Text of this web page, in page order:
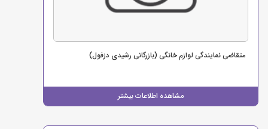
مشاهده اطلاعات بیشتر
متقاضی نمایندگی لوازم خانگی (بازرگانی رشیدی دزفول)